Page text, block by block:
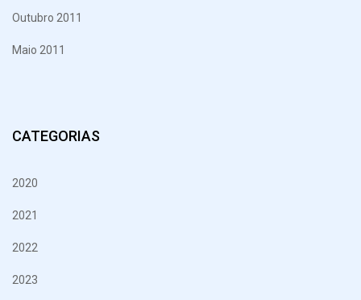
Outubro 2011
Maio 2011
CATEGORIAS
2020
2021
2022
2023